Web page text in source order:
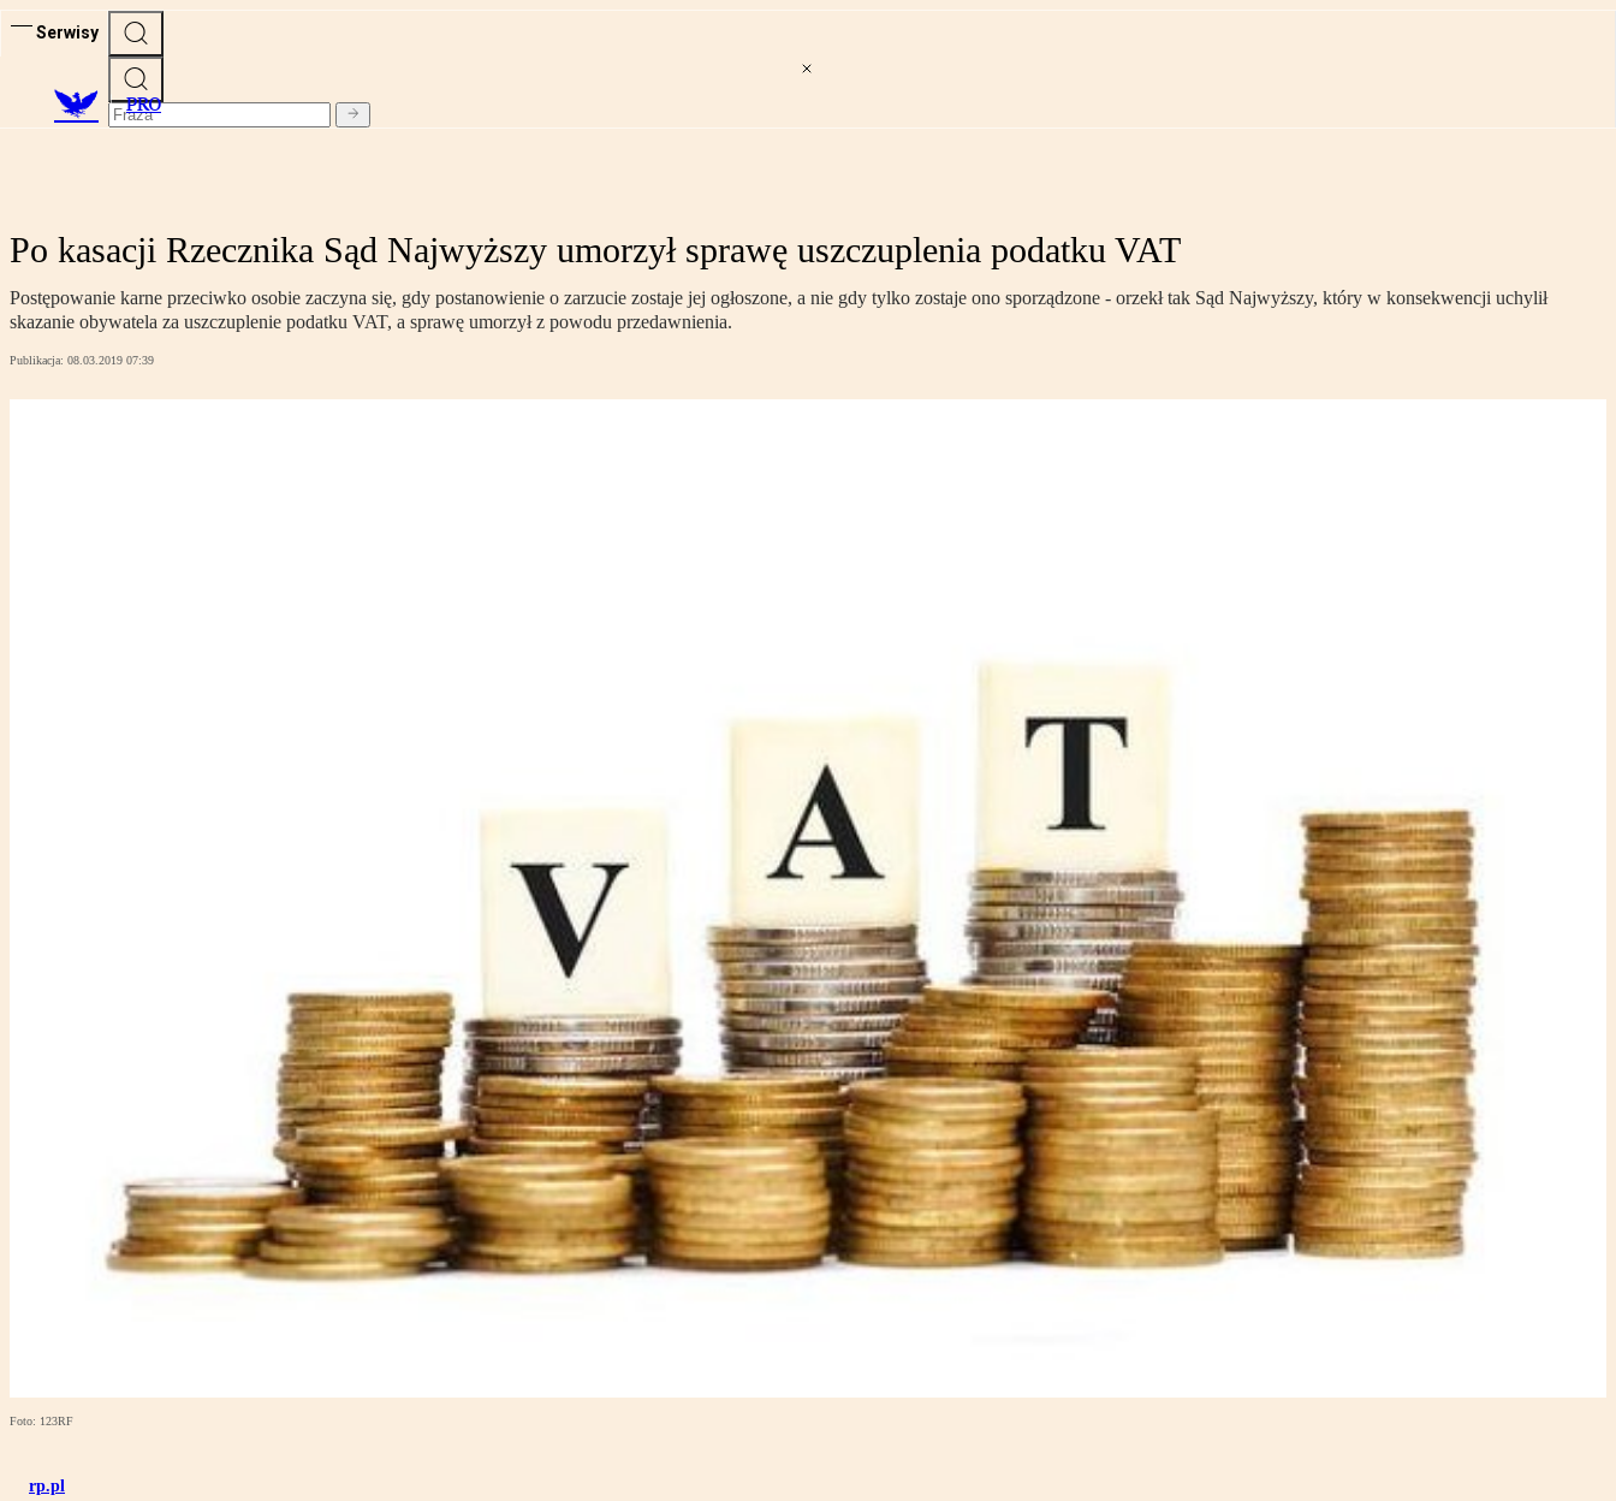
Serwisy
PRO
Po kasacji Rzecznika Sąd Najwyższy umorzył sprawę uszczuplenia podatku VAT
Postępowanie karne przeciwko osobie zaczyna się, gdy postanowienie o zarzucie zostaje jej ogłoszone, a nie gdy tylko zostaje ono sporządzone - orzekł tak Sąd Najwyższy, który w konsekwencji uchylił
skazanie obywatela za uszczuplenie podatku VAT, a sprawę umorzył z powodu przedawnienia.
Publikacja: 08.03.2019 07:39
Foto: 123RF
rp.pl